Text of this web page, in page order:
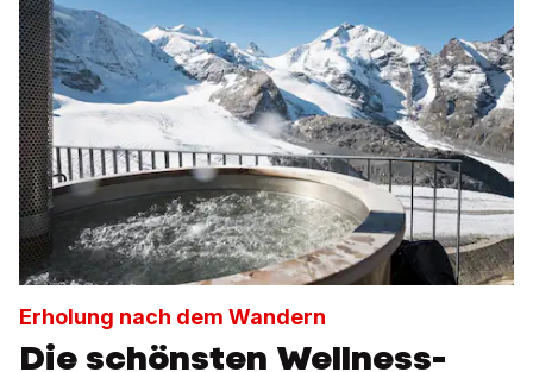
Erholung nach dem Wandern
Die schönsten Wellness-